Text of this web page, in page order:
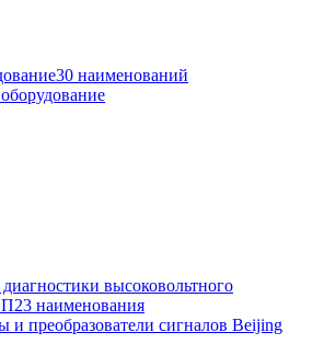
30 наименований
высоковольтного
23 наименования
и преобразователи сигналов Beijing